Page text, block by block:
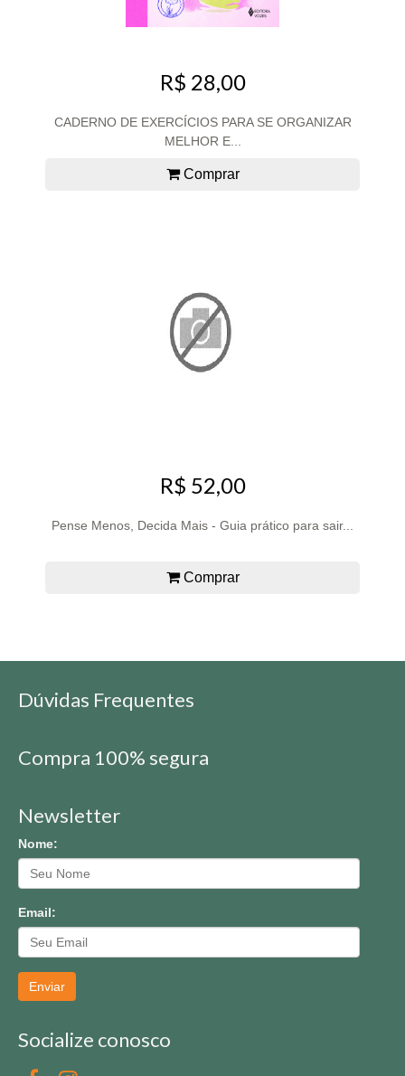
R$ 28,00
CADERNO DE EXERCÍCIOS PARA SE ORGANIZAR
MELHOR E...
Comprar
R$ 52,00
Pense Menos, Decida Mais - Guia prático para sair...
Comprar
Dúvidas Frequentes
Compra 100% segura
Newsletter
Nome:
Email:
Enviar
Socialize conosco